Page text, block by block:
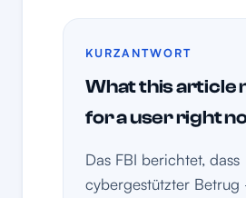
KURZANTWORT
What this article
for a user right
Das FBI berichtet, dass
cybergestützter